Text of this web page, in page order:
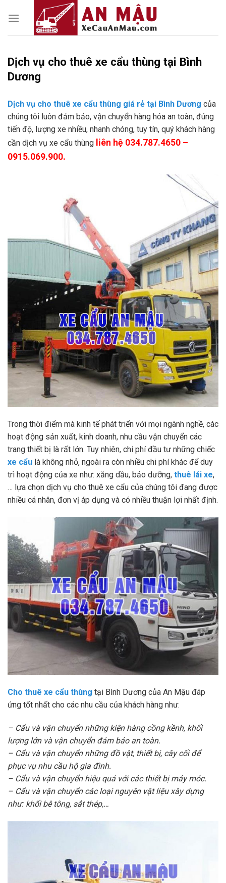
Dịch vụ cho thuê xe cẩu thùng tại Bình
Dương
Dịch vụ cho thuê xe cẩu thùng giá rẻ tại Bình Dương của
chúng tôi luôn đảm bảo, vận chuyển hàng hóa an toàn, đúng
tiến độ, lượng xe nhiều, nhanh chóng, tuy tín, quý khách hàng
cần dịch vụ xe cẩu thùng liên hệ 034.787.4650 –
0915.069.900.
Trong thời điểm mà kinh tế phát triển với mọi ngành nghề, các
hoạt động sản xuất, kinh doanh, nhu cầu vận chuyển các
trang thiết bị là rất lớn. Tuy nhiên, chi phí đầu tư những chiếc
xe cẩu là không nhỏ, ngoài ra còn nhiều chi phí khác để duy
trì hoạt động của xe như: xăng dầu, bảo dưỡng, thuê lái xe,
… lựa chọn dịch vụ cho thuê xe cẩu của chúng tôi đang được
nhiều cá nhân, đơn vị áp dụng và có nhiều thuận lợi nhất định.
Cho thuê xe cẩu thùng tại Bình Dương của An Mậu đáp
ứng tốt nhất cho các nhu cầu của khách hàng như:
– Cẩu và vận chuyển những kiện hàng cồng kềnh, khối
lượng lớn và vận chuyển đảm bảo an toàn.
– Cẩu và vận chuyển những đồ vật, thiết bị, cây cối để
phục vụ nhu cầu hộ gia đình.
– Cẩu và vận chuyển hiệu quả với các thiết bị máy móc.
– Cẩu và vận chuyển các loại nguyên vật liệu xây dựng
như: khối bê tông, sắt thép,…